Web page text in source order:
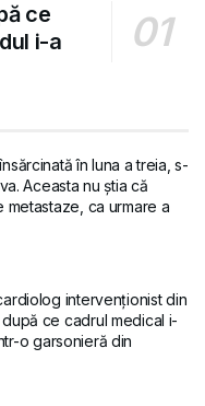
ce
i-a
în luna a treia, s-
Aceasta nu știa că
ca urmare a
intervenționist din
ce cadrul medical i-
o garsonieră din